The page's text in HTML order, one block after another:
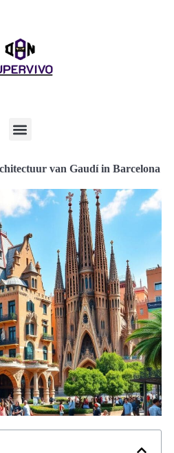
van Gaudí in Barcelona